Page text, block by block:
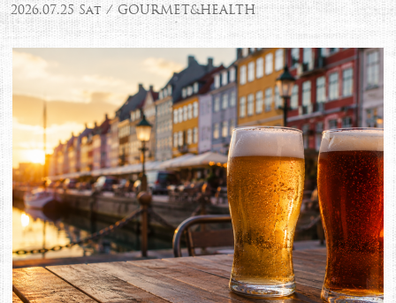
2026.07.25 Sat / GOURMET&HEALTH